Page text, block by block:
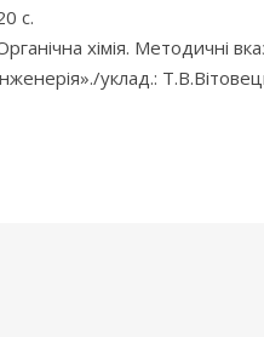
с.
хімія. Методичні
уклад.: